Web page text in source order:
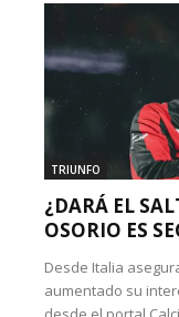
TRIUNFO
¿DARÁ EL
OSORIO ES
Desde Italia
aumentado su